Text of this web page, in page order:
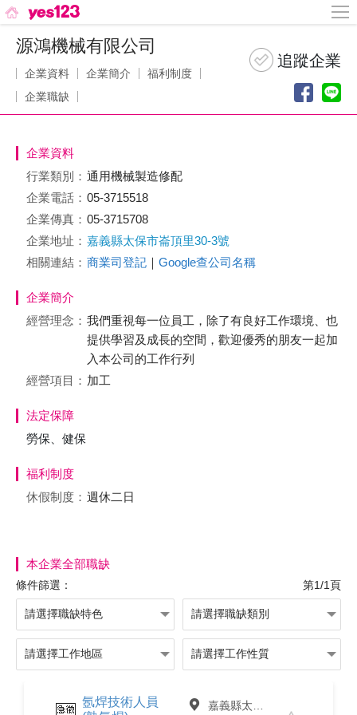
源鴻機械有限公司
企業資料 企業簡介
福利制度
企業職缺
企業資料
行業類別： 通用機械製造修配
企業電話： 05-3715518
企業傳真： 05-3715708
企業地址： 嘉義縣太保市崙頂里30-3號
相關連結： 商業司登記 ｜ Google查公司名稱
企業簡介
經營理念： 我們重視每一位員工，除了有良好工作環境、也
提供學習及成長的空間，歡迎優秀的朋友一起加
入本公司的工作行列
經營項目： 加工
法定保障
勞保、健保
福利制度
休假制度： 週休二日
本企業全部職缺
條件篩選： 第1/1頁
氬焊技術人員
嘉義縣太保市